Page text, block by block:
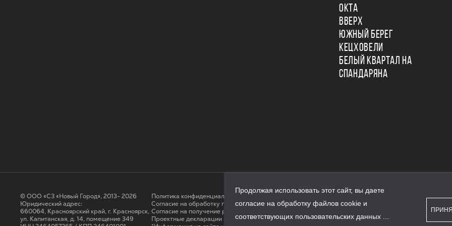
ОКТА
ВВЕРХ
ЮЖНЫЙ БЕРЕГ
КЕЦХОВЕЛИ
БЕЛЫЙ КВАРТАЛ НА
СПАНДАРЯНА
© ООО «СЗ «Новый Город», 2013- 2026
Юридический адрес:
660064, Красноярский край, г. Красноярск,
ул. Капитанская, д. 14, помещение 349
Политика конфиденциальности
Согласие на обработку персональных данных
Cогласие на получение рассылки
Проектные декларации на сайте наш.дом.рф
Продолжая использовать этот сайт, вы даете
согласие на обработку файлов cookie и
соответствующих пользовательских данных